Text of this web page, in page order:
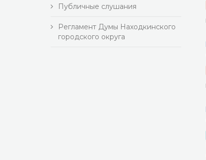
Публичные слушания
Регламент Думы Находкинского
городского округа